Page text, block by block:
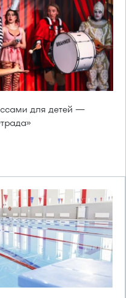
для детей —